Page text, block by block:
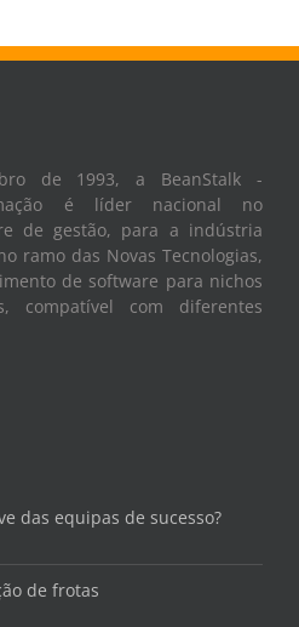
de 1993, a BeanStalk -
é líder nacional no
de gestão, para a indústria
ramo das Novas Tecnologias,
de software para nichos
compatível com diferentes
das equipas de sucesso?
de frotas